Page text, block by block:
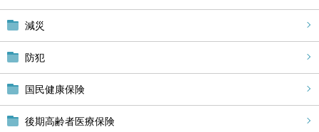
減災
防犯
国民健康保険
後期高齢者医療保険